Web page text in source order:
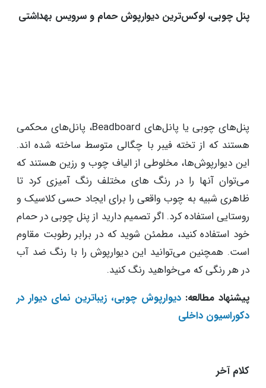
پنل چوبی، لوکس‌ترین دیوارپوش حمام و سرویس بهداشتی
پنل‌های چوبی یا پانل‌های Beadboard، پانل‌های محکمی
هستند که از تخته فیبر با چگالی متوسط ساخته شده اند.
این دیوارپوش‌ها، مخلوطی از الیاف چوب و رزین هستند که
می‌توان آنها را در رنگ های مختلف رنگ آمیزی کرد تا
ظاهری شبیه به چوب واقعی را برای ایجاد حسی کلاسیک و
روستایی استفاده کرد. اگر تصمیم دارید از پنل چوبی در حمام
خود استفاده کنید، مطمئن شوید که در برابر رطوبت مقاوم
است. همچنین می‌توانید این دیوارپوش را با رنگ ضد آب
در هر رنگی که می‌خواهید رنگ کنید.
پیشنهاد مطالعه:دیوارپوش چوبی، زیباترین نمای دیوار در
دکوراسیون داخلی
کلام آخر